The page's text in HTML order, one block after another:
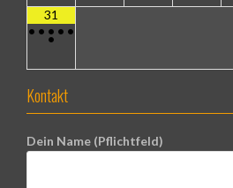
31
• • • • •
•
Kontakt
Dein Name (Pflichtfeld)